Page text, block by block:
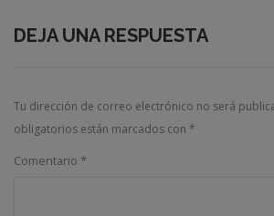
DEJA UNA RESPUESTA
Tu dirección de correo electrónico no será
obligatorios están marcados con *
Comentario *